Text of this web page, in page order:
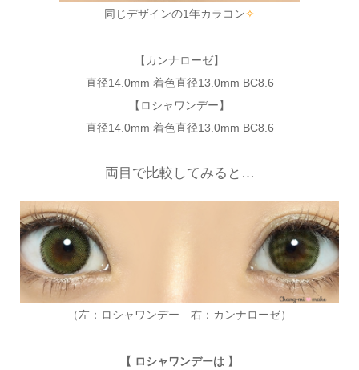
同じデザインの1年カラコン✧
【カンナローゼ】
直径14.0mm 着色直径13.0mm BC8.6
【ロシャワンデー】
直径14.0mm 着色直径13.0mm BC8.6
両目で比較してみると…
（左：ロシャワンデー 右：カンナローゼ）
【 ロシャワンデーは 】